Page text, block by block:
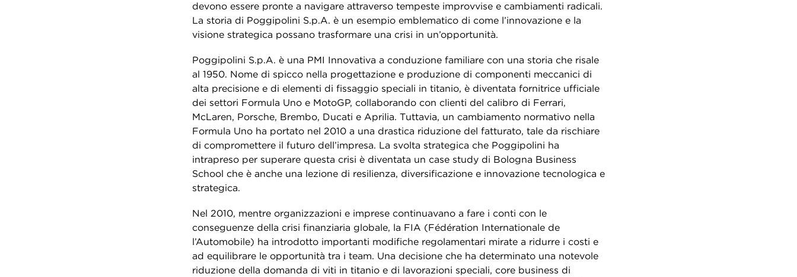
devono essere pronte a navigare attraverso tempeste improvvise e cambiamenti radicali.
La storia di Poggipolini S.p.A. è un esempio emblematico di come l’innovazione e la
visione strategica possano trasformare una crisi in un’opportunità.
Poggipolini S.p.A. è una PMI Innovativa a conduzione familiare con una storia che risale
al 1950. Nome di spicco nella progettazione e produzione di componenti meccanici di
alta precisione e di elementi di fissaggio speciali in titanio, è diventata fornitrice ufficiale
dei settori Formula Uno e MotoGP, collaborando con clienti del calibro di Ferrari,
McLaren, Porsche, Brembo, Ducati e Aprilia. Tuttavia, un cambiamento normativo nella
Formula Uno ha portato nel 2010 a una drastica riduzione del fatturato, tale da rischiare
di compromettere il futuro dell’impresa. La svolta strategica che Poggipolini ha
intrapreso per superare questa crisi è diventata un case study di Bologna Business
School che è anche una lezione di resilienza, diversificazione e innovazione tecnologica e
strategica.
Nel 2010, mentre organizzazioni e imprese continuavano a fare i conti con le
conseguenze della crisi finanziaria globale, la FIA (Fédération Internationale de
l’Automobile) ha introdotto importanti modifiche regolamentari mirate a ridurre i costi e
ad equilibrare le opportunità tra i team. Una decisione che ha determinato una notevole
riduzione della domanda di viti in titanio e di lavorazioni speciali, core business di